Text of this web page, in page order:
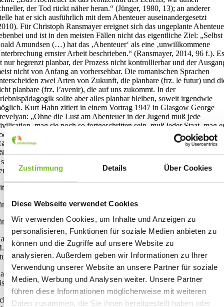
Zustimmung Details Über Cookies
Diese Webseite verwendet Cookies
Wir verwenden Cookies, um Inhalte und Anzeigen zu
personalisieren, Funktionen für soziale Medien anbieten zu
können und die Zugriffe auf unsere Website zu
analysieren. Außerdem geben wir Informationen zu Ihrer
Verwendung unserer Website an unsere Partner für soziale
Medien, Werbung und Analysen weiter. Unsere Partner
führen diese Informationen möglicherweise mit weiteren
Daten zusammen, die Sie ihnen bereitgestellt haben oder
der Tod rückt näher heran.“ (Jünger, 1980, 13); an anderer
hat er sich ausführlich mit dem Abenteuer auseinandergesetzt
Für Christoph Ransmayer ereignet sich das ungeplante
und ist in den meisten Fällen nicht das eigentliche Ziel: „Selbst
Amundsen (…) hat das ‚Abenteuer‘ als eine ‚unwillkommene
ernster Arbeit beschrieben.“ (Ransmayer, 2014, 96 f.).
nur begrenzt planbar, der Prozess nicht kontrollierbar und der
nicht von Anfang an vorhersehbar. Die romanischen Sprachen
zwei Arten von Zukunft, die planbare (frz. le futur) und
planbare (frz. l’avenir), die auf uns zukommt. In der
sollte aber alles planbar bleiben, soweit irgendwie
Kurt Hahn zitiert in einem Vortrag 1947 in Glasgow George
„Ohne die Lust am Abenteuer in der Jugend muß jede
mag sie noch so fortgeschritten sein, muß jeder Staat, mag
so wohlgeordnet sein, dahinschwinden und welken.“ (Hahn, 1947,
Daher führt der Begriff der Abenteuerpädagogik → auf die falsche
wenngleich er auch in Deutschland immer wieder verwendet
den Masterstudiengang „Abenteuer- und Erlebnispädagogik“ an
Universität Marburg.
/ Quellen:
E. (1980). Annäherungen. Drogen und Rausch. Berlin: Ullstein.
E. (2010). Das abenteuerliche Herz. Stuttgart: reclam.
K. (1947). Über Abenteuerlust und Charakterbildung. In M.
(Hrsg.), (1998), Kurt Hahn. Reform mit Augenmaß (266-272).
Klett Cotta.
C. (2014). Geständnisse eines Touristen. Frankfurt a. M.:
TB.
B. (2004). Bernhard Schoch interviewt Hans Thiersch.